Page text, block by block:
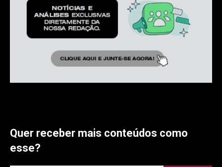
Quer receber mais conteúdos como
esse?